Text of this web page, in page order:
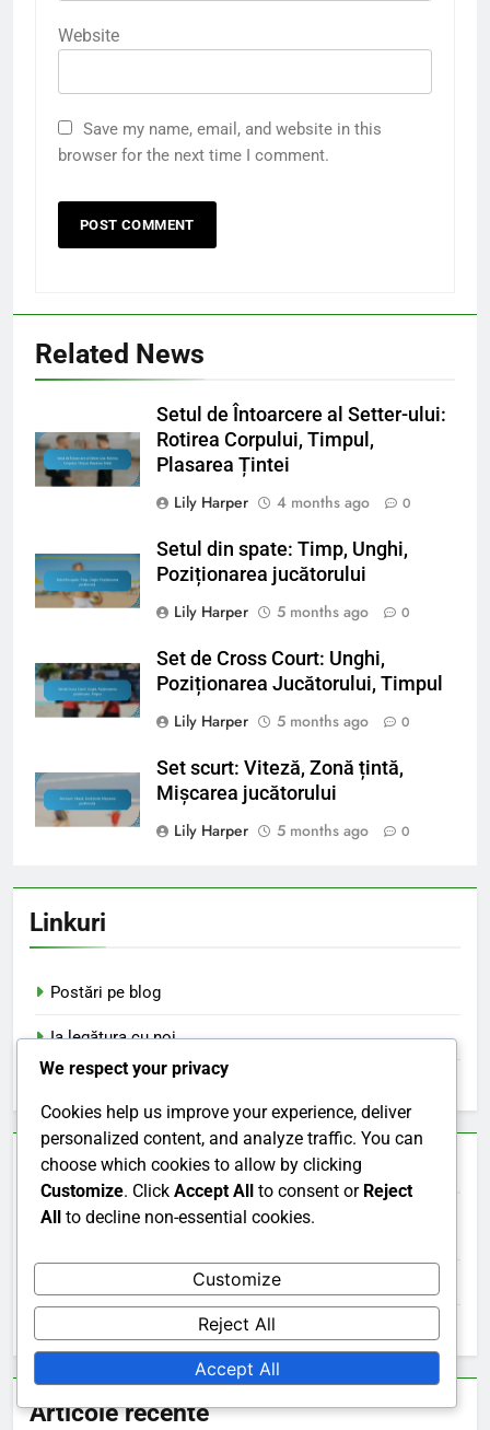
Website
Save my name, email, and website in this
browser for the next time I comment.
Related News
Setul de Întoarcere al Setter-ului:
Rotirea Corpului, Timpul,
Plasarea Țintei
Lily Harper
4 months ago 0
Setul din spate: Timp, Unghi,
Poziționarea jucătorului
Lily Harper
5 months ago 0
Set de Cross Court: Unghi,
Poziționarea Jucătorului, Timpul
Lily Harper
5 months ago 0
Set scurt: Viteză, Zonă țintă,
Mișcarea jucătorului
Lily Harper
5 months ago 0
Linkuri
Postări pe blog
Ia legătura cu noi
Povestea noastră
Categorii
Seturi Variate pentru Femei
Stabiliți strategii pentru femei
Articole recente
We respect your privacy
Cookies help us improve your experience, deliver
personalized content, and analyze traffic. You can
choose which cookies to allow by clicking
Customize. Click Accept All to consent or Reject
All to decline non-essential cookies.
Customize
Reject All
Accept All